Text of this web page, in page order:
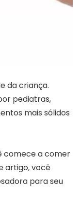
da criança.
pediatras,
mais sólidos
comece a comer
artigo, você
para seu